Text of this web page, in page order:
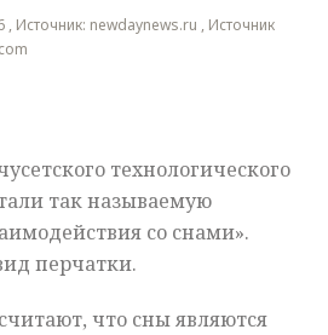
, Источник: newdaynews.ru , Источник
технологического
так называемую
со снами».
перчатки.
что сны являются